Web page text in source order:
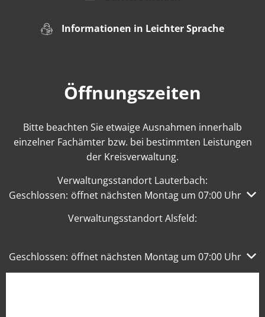
Informationen in Leichter Sprache
Öffnungszeiten
Bitte beachten Sie etwaige Ausnahmen innerhalb
einzelner Fachämter bzw. bei bestimmten Leistungen
der Kreisverwaltung.
Verwaltungsstandort Lauterbach:
Klicken, um weitere Öffnungs- oder Schließzeiten
Geschlossen: öffnet nächsten Montag um 07:00 Uhr
Verwaltungsstandort Alsfeld:
Klicken, um weitere Öffnungs- oder Schließzeiten
Geschlossen: öffnet nächsten Montag um 07:00 Uhr